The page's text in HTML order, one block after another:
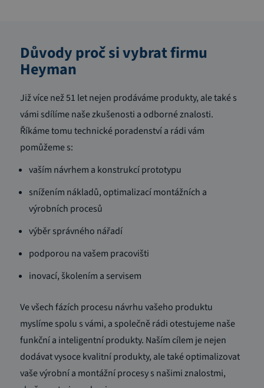
Důvody proč si vybrat firmu
Heyman
Již více než 51 let nejen prodáváme produkty, ale také s
vámi sdílíme naše zkušenosti a odborné znalosti.
Říkáme tomu technické poradenství a rádi vám
pomůžeme s:
vaším návrhem a konstrukcí prototypu
snížením nákladů, optimalizací montážních a
výrobních procesů
výběr správného nářadí
podporou na vašem pracovišti
inovací, školením a servisem
Ve všech fázích procesu návrhu vašeho produktu
myslíme spolu s vámi, a společně rádi otestujeme naše
funkční a inteligentní produkty. Naším cílem je nejen
dodávat vysoce kvalitní produkty, ale také optimalizovat
vaše výrobní a montážní procesy s našimi znalostmi,